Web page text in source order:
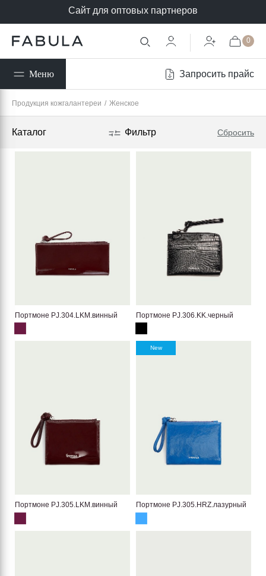
Сайт для оптовых партнеров
0
Меню Запросить прайс
Продукция кожгалантереи / Женское
Каталог Фильтр Сбросить
Портмоне PJ.304.LKM.винный Портмоне PJ.306.KK.черный
Портмоне PJ.305.LKM.винный
New
Портмоне PJ.305.HRZ.лазурный